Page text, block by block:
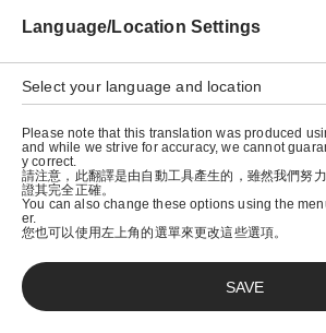
プライバシーポリシー
特定商取引法に基づく表示
会社概要
© graniph inc.
Language/Location Settings
Select your language and location
Please note that this translation was produced
and while we strive for accuracy, we cannot
y correct.
請注意，此翻譯是由自動工具產生的，雖然我們努
證其完全正確。
You can also change these options using the
er.
您也可以使用左上角的選單來更改這些選項。
SAVE